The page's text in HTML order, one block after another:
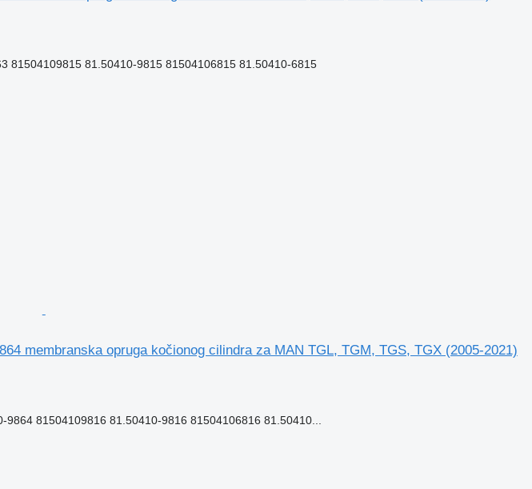
81504109815 81.50410-9815 81504106815 81.50410-6815
membranska opruga kočionog cilindra za MAN TGL, TGM, TGS, TGX (2005-2021)
81504109816 81.50410-9816 81504106816 81.50410...